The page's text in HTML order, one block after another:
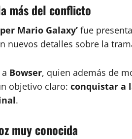
más del conflicto
Mario Galaxy’ fue
nuevos detalles sobre la
Bowser, quien además de
objetivo claro: conquistar a
.
muy conocida